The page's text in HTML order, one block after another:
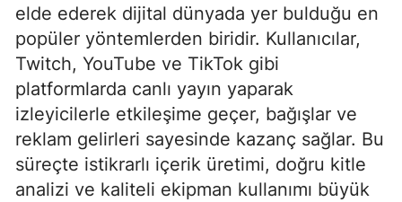
elde ederek dijital dünyada yer bulduğu en
popüler yöntemlerden biridir. Kullanıcılar,
Twitch, YouTube ve TikTok gibi
platformlarda canlı yayın yaparak
izleyicilerle etkileşime geçer, bağışlar ve
reklam gelirleri sayesinde kazanç sağlar. Bu
süreçte istikrarlı içerik üretimi, doğru kitle
analizi ve kaliteli ekipman kullanımı büyük